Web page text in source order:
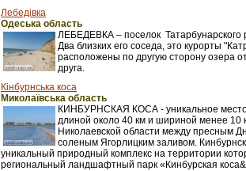
Лебедівка
Одеська область
ЛЕБЕДЕВКА – поселок Татарбунарского
Два близких его соседа, это курорты
расположены по другую сторону озера
друга.
Кінбурнська коса
Миколаївська область
КИНБУРНСКАЯ КОСА - уникальное
длиной около 40 км и шириной менее 10
Николаевской области между пресным
соленым Ягорлицким заливом.
уникальный природный комплекс на территории
региональный ландшафтный парк «Кинбурская